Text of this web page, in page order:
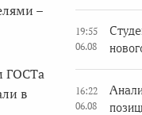
–
ГОСТа
в
19:55
06.08
16:22
06.08